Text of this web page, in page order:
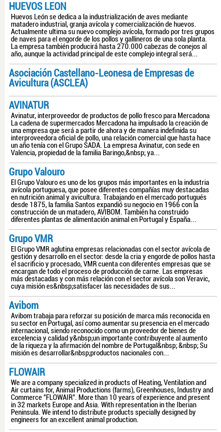
HUEVOS LEON
Huevos León se dedica a la industrialización de aves mediante
matadero industrial, granja avícola y comercialización de huevos.
Actualmente ultima su nuevo complejo avícola, formado por tres grupos
de naves para el engorde de los pollos y gallineros de una sola planta.
La empresa también producirá hasta 270.000 cabezas de conejos al
año, aunque la actividad principal de este complejo integral será...
Asociación Castellano-Leonesa de Empresas de
Avicultura (ASCLEA)
AVINATUR
Avinatur, interproveedor de productos de pollo fresco para Mercadona
La cadena de supermercados Mercadona ha impulsado la creación de
una empresa que será a partir de ahora y de manera indefinida su
interproveedora oficial de pollo, una relación comercial que hasta hace
un año tenía con el Grupo SADA. La empresa Avinatur, con sede en
Valencia, propiedad de la familia Baringo,&nbsp; ya...
Grupo Valouro
El Grupo Valouro es uno de los grupos más importantes en la industria
avícola portuguesa, que posee diferentes compañías muy destacadas
en nutrición animal y avicultura. Trabajando en el mercado portugués
desde 1875, la familia Santos expandió su negocio en 1966 con la
construcción de un matadero, AVIBOM. También ha construido
diferentes plantas de alimentación animal en Portugal y España...
Grupo VMR
El Grupo VMR aglutina empresas relacionadas con el sector avícola de
gestión y desarrollo en el sector: desde la cria y engorde de pollos hasta
el sacrificio y procesado, VMR cuenta con diferentes empresas que se
encargan de todo el proceso de producción de carne. Las empresas
más destacadas y con más relación con el sector avícola son Veravic,
cuya misión es&nbsp;satisfacer las necesidades de sus...
Avibom
Avibom trabaja para reforzar su posición de marca más reconocida en
su sector en Portugal, así como aumentar su presencia en el mercado
internacional, siendo reconocido como un proveedor de bienes de
excelencia y calidad y&nbsp;un importante contribuyente al aumento
de la riqueza y la afirmación del nombre de Portugal&nbsp; &nbsp; Su
misión es desarrollar&nbsp;productos nacionales con...
FLOWAIR
We are a company specialized in products of Heating, Ventilation and
Air curtains for, Animal Productions (farms), Greenhouses, Industry and
Commerce "FLOWAIR". More than 10 years of experience and present
in 32 markets Europe and Asia. With representation in the Iberian
Peninsula. We intend to distribute products specially designed by
engineers for an excellent animal production.